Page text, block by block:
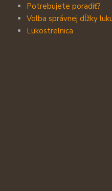
Potrebujete poradiť?
Volba správnej dĺžky
Lukostrelnica